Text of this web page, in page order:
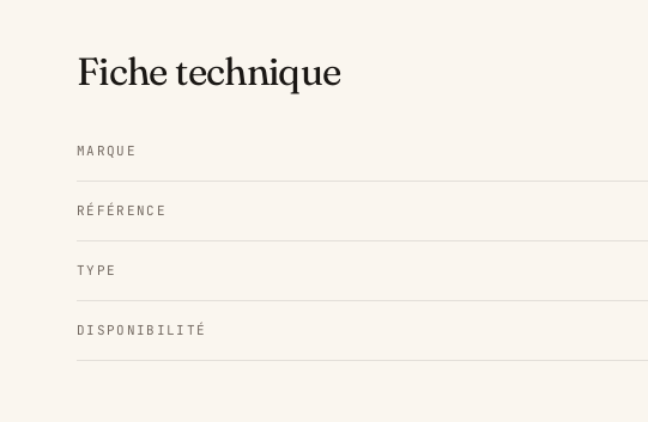
Fiche technique
MARQUE
RÉFÉRENCE
TYPE
DISPONIBILITÉ